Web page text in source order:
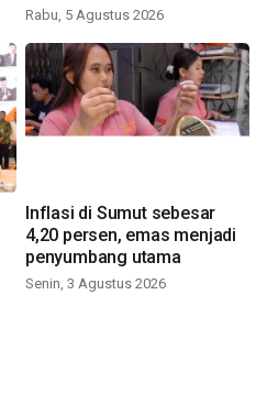
Rabu, 5 Agustus 2026
Inflasi di Sumut sebesar
4,20 persen, emas menjadi
penyumbang utama
Senin, 3 Agustus 2026